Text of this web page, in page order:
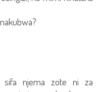
sifa njema zote ni za